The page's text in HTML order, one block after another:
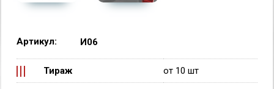
Артикул: И06
Тираж от 10 шт